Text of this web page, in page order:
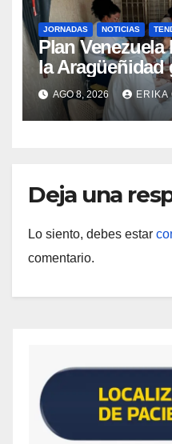
JORNADAS NOTICIAS
Plan Venezuela
la Aragüeñidad
atención
Aragua
AGO 8, 2026 ERIKA
Deja una
Lo siento, debes estar
comentario.